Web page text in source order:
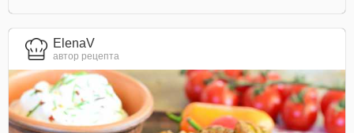
ElenaV
автор рецепта